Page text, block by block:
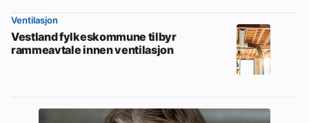
Ventilasjon
Vestland fylkeskommune tilbyr
rammeavtale innen ventilasjon